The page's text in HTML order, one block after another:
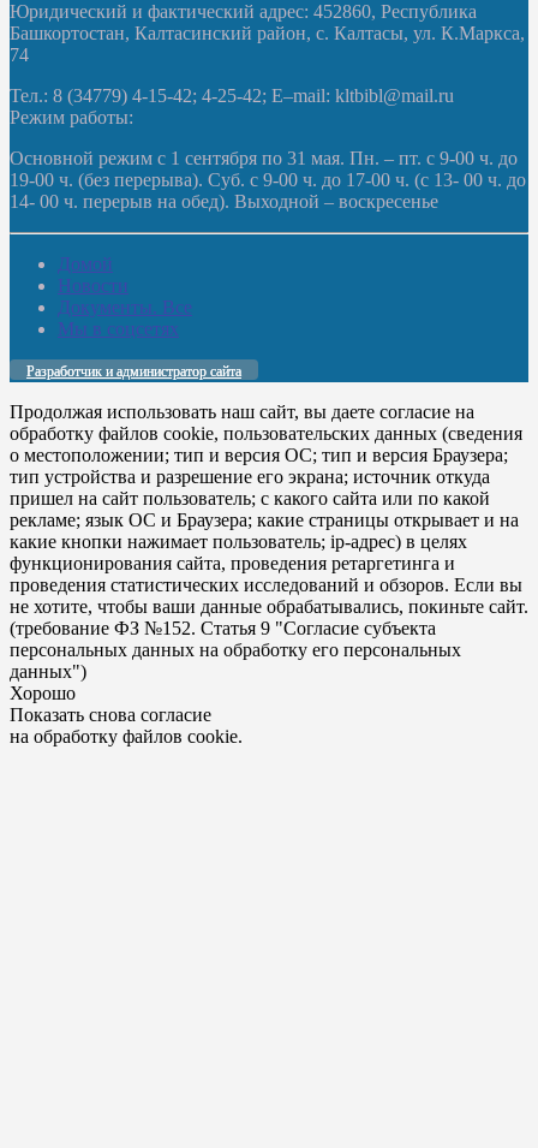
Юридический и фактический адрес: 452860, Республика
Башкортостан, Калтасинский район, с. Калтасы, ул. К.Маркса,
74
Тел.: 8 (34779) 4-15-42; 4-25-42; E–mail: kltbibl@mail.ru
Режим работы:
Основной режим с 1 сентября по 31 мая. Пн. – пт. с 9-00 ч. до
19-00 ч. (без перерыва). Суб. с 9-00 ч. до 17-00 ч. (с 13- 00 ч. до
14- 00 ч. перерыв на обед). Выходной – воскресенье
Домой
Новости
Документы. Все
Мы в соцсетях
Разработчик и администратор сайта
Продолжая использовать наш сайт, вы даете согласие на
обработку файлов cookie, пользовательских данных (сведения
о местоположении; тип и версия ОС; тип и версия Браузера;
тип устройства и разрешение его экрана; источник откуда
пришел на сайт пользователь; с какого сайта или по какой
рекламе; язык ОС и Браузера; какие страницы открывает и на
какие кнопки нажимает пользователь; ip-адрес) в целях
функционирования сайта, проведения ретаргетинга и
проведения статистических исследований и обзоров. Если вы
не хотите, чтобы ваши данные обрабатывались, покиньте сайт.
(требование ФЗ №152. Статья 9 "Согласие субъекта
персональных данных на обработку его персональных
данных")
Хорошо
Показать снова согласие
на обработку файлов cookie.